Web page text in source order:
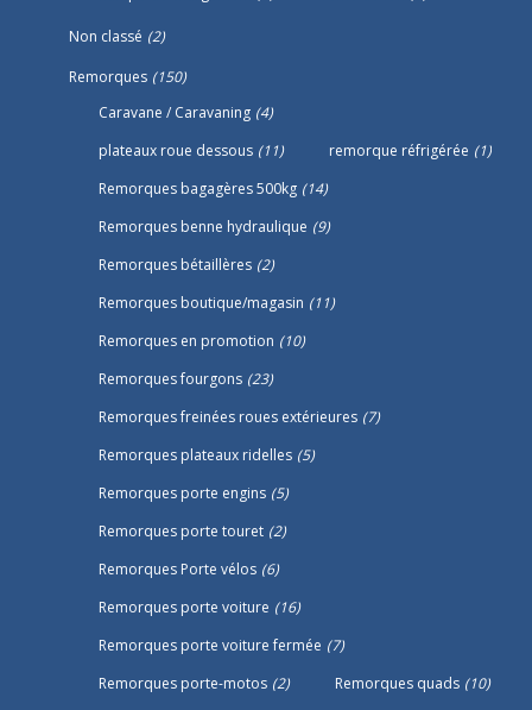
Non classé (2)
Remorques (150)
Caravane / Caravaning (4)
plateaux roue dessous (11) remorque réfrigérée (1)
Remorques bagagères 500kg (14)
Remorques benne hydraulique (9)
Remorques bétaillères (2)
Remorques boutique/magasin (11)
Remorques en promotion (10)
Remorques fourgons (23)
Remorques freinées roues extérieures (7)
Remorques plateaux ridelles (5)
Remorques porte engins (5)
Remorques porte touret (2)
Remorques Porte vélos (6)
Remorques porte voiture (16)
Remorques porte voiture fermée (7)
Remorques porte-motos (2) Remorques quads (10)